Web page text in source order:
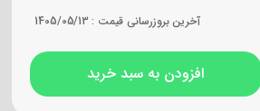
آخرین بروزرسانی قیمت :1405/05/13
افزودن به سبد خرید